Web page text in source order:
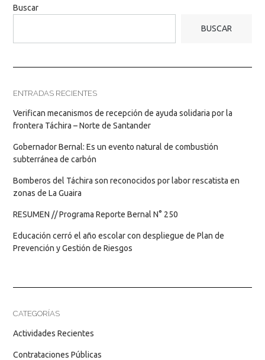
Buscar
BUSCAR
ENTRADAS RECIENTES
Verifican mecanismos de recepción de ayuda solidaria por la
frontera Táchira – Norte de Santander
Gobernador Bernal: Es un evento natural de combustión
subterránea de carbón
Bomberos del Táchira son reconocidos por labor rescatista en
zonas de La Guaira
RESUMEN // Programa Reporte Bernal N° 250
Educación cerró el año escolar con despliegue de Plan de
Prevención y Gestión de Riesgos
CATEGORÍAS
Actividades Recientes
Contrataciones Públicas